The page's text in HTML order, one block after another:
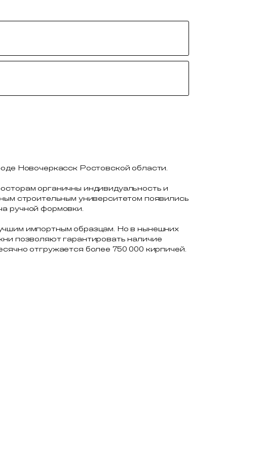
Новочеркасск Ростовской области.
органичны индивидуальность и
строительным университетом появились
ручной формовки.
импортным образцам. Но в нынешних
позволяют гарантировать наличие
отгружается более 750 000 кирпичей.